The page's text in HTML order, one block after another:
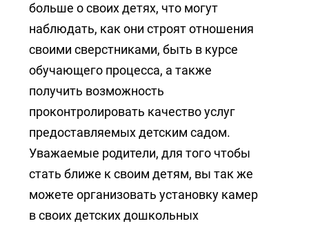
больше о своих детях, что могут
наблюдать, как они строят отношения
своими сверстниками, быть в курсе
обучающего процесса, а также
получить возможность
проконтролировать качество услуг
предоставляемых детским садом.
Уважаемые родители, для того чтобы
стать ближе к своим детям, вы так же
можете организовать установку камер
в своих детских дошкольных